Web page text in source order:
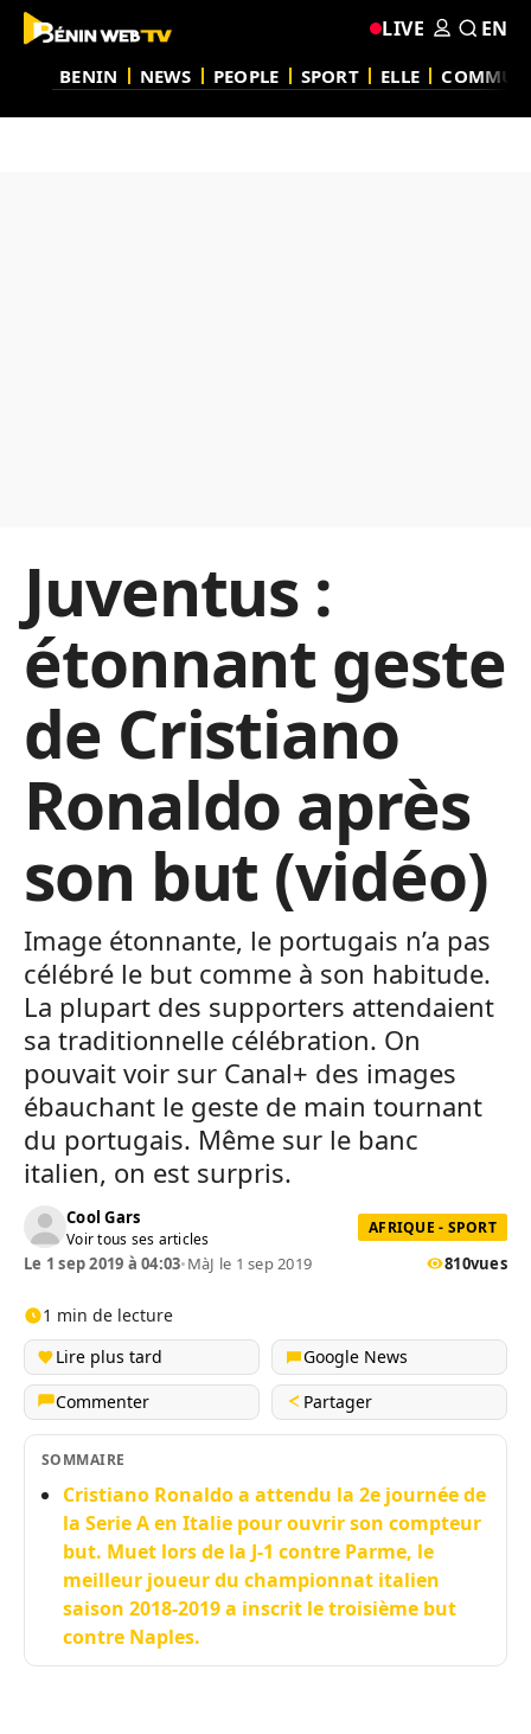
BENIN NEWS PEOPLE SPORT ELLE
LIVE EN
Juventus :
étonnant geste
de Cristiano
Ronaldo après
son but (vidéo)
Image étonnante, le portugais n’a pas
célébré le but comme à son habitude.
La plupart des supporters attendaient
sa traditionnelle célébration. On
pouvait voir sur Canal+ des images
ébauchant le geste de main tournant
du portugais. Même sur le banc
italien, on est surpris.
Cool Gars
Voir tous ses articles
AFRIQUE - SPORT
Le 1 sep 2019 à 04:03•MàJ le 1 sep 2019 810vues
1 min de lecture
Lire plus tard
Google News
Commenter
Partager
SOMMAIRE
Cristiano Ronaldo a attendu la 2e journée de
la Serie A en Italie pour ouvrir son compteur
but. Muet lors de la J-1 contre Parme, le
meilleur joueur du championnat italien
saison 2018-2019 a inscrit le troisième but
contre Naples.